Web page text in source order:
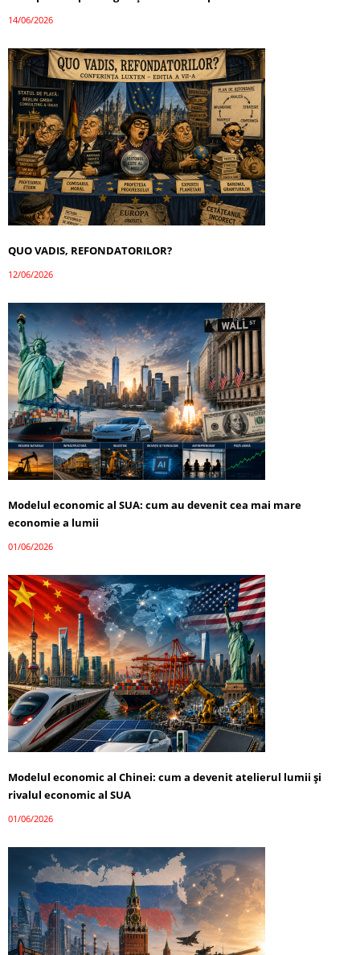
14/06/2026
QUO VADIS, REFONDATORILOR?
12/06/2026
Modelul economic al SUA: cum au devenit cea mai mare
economie a lumii
01/06/2026
Modelul economic al Chinei: cum a devenit atelierul lumii și
rivalul economic al SUA
01/06/2026